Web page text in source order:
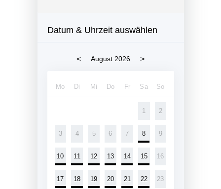
Datum & Uhrzeit auswählen
< August 2026 >
Mo Di Mi Do Fr Sa So
1 2
3 4 5 6 7 8 9
10 11 12 13 14 15 16
17 18 19 20 21 22 23